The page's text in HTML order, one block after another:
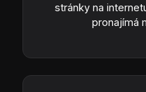
stránky na
pronajímá